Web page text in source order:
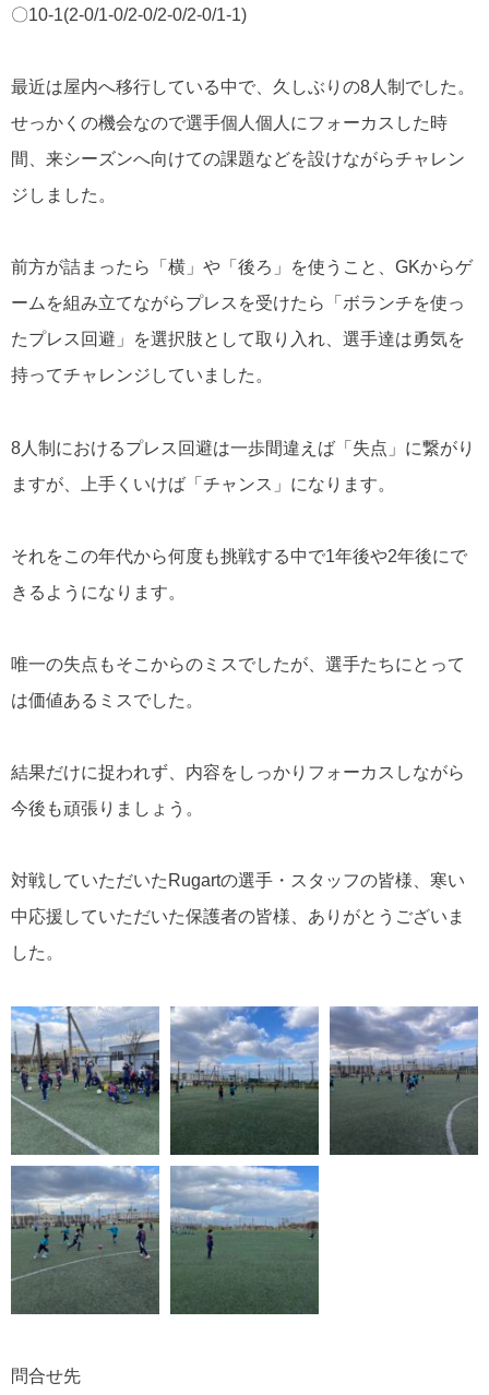
〇10-1(2-0/1-0/2-0/2-0/2-0/1-1)
最近は屋内へ移行している中で、久しぶりの8人制でした。
せっかくの機会なので選手個人個人にフォーカスした時
間、来シーズンへ向けての課題などを設けながらチャレン
ジしました。
前方が詰まったら「横」や「後ろ」を使うこと、GKからゲ
ームを組み立てながらプレスを受けたら「ボランチを使っ
たプレス回避」を選択肢として取り入れ、選手達は勇気を
持ってチャレンジしていました。
8人制におけるプレス回避は一歩間違えば「失点」に繋がり
ますが、上手くいけば「チャンス」になります。
それをこの年代から何度も挑戦する中で1年後や2年後にで
きるようになります。
唯一の失点もそこからのミスでしたが、選手たちにとって
は価値あるミスでした。
結果だけに捉われず、内容をしっかりフォーカスしながら
今後も頑張りましょう。
対戦していただいたRugartの選手・スタッフの皆様、寒い
中応援していただいた保護者の皆様、ありがとうございま
した。
問合せ先